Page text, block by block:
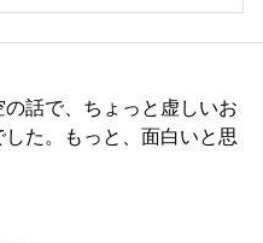
話で、ちょっと虚しいお
た。もっと、面白いと思